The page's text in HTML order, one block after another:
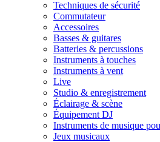
Techniques de sécurité
Commutateur
Accessoires
Basses & guitares
Batteries & percussions
Instruments à touches
Instruments à vent
Live
Studio & enregistrement
Éclairage & scène
Équipement DJ
Instruments de musique
Jeux musicaux